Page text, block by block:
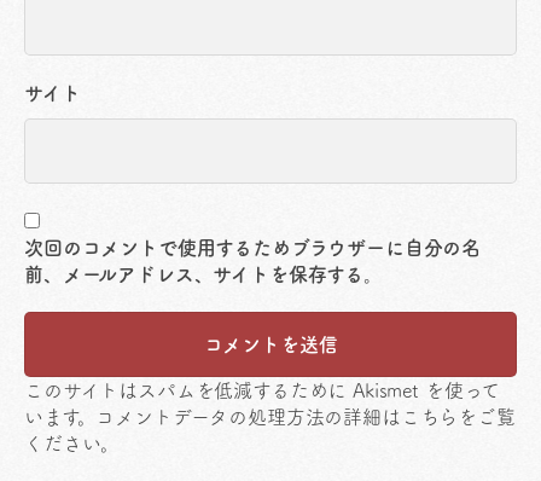
サイト
次回のコメントで使用するためブラウザーに自分の名
前、メールアドレス、サイトを保存する。
このサイトはスパムを低減するために Akismet を使って
います。
コメントデータの処理方法の詳細はこちらをご覧
ください。